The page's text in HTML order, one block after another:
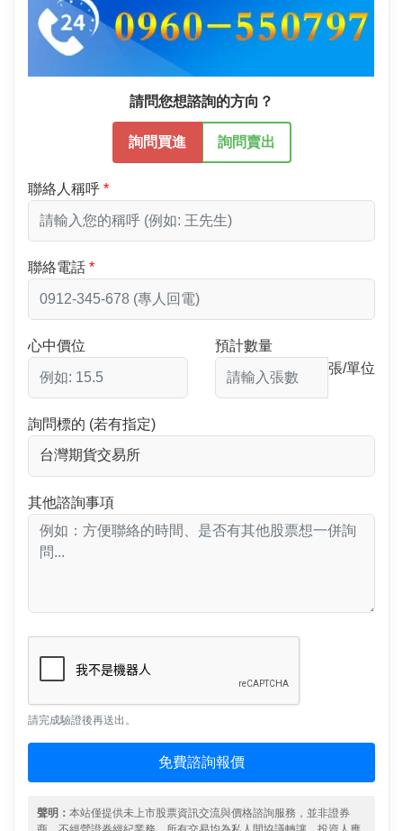
請問您想諮詢的方向？
詢問買進 詢問賣出
聯絡人稱呼
聯絡電話
心中價位
預計數量
張/單位
詢問標的 (若有指定)
其他諮詢事項
請完成驗證後再送出。
免費諮詢報價
聲明： 本站僅提供未上市股票資訊交流與價格諮詢服務，並非證券